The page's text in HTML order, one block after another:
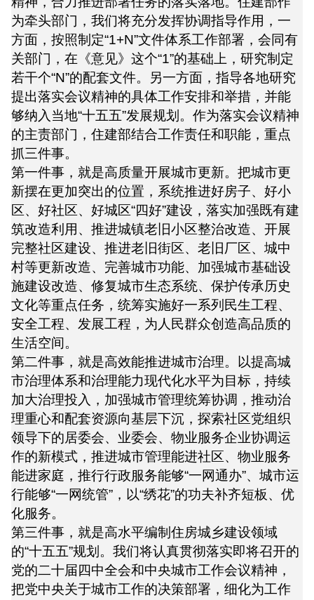
为牵头部门，我们将充分发挥协调指导作用，一
方面，按照制定“1+N”文件体系工作部署，会同有
关部门，在《意见》这个“1”的基础上，研究制定
若干个“N”的配套文件。另一方面，指导各地研究
提出落实会议精神的具体工作安排和举措，并能
够纳入当地“十五五”发展规划。作为落实会议精神
的主责部门，住建部结合工作责任和职能，重点
抓三件事。
第一件事，就是高质量开展城市更新。把城市更
新摆在更加突出的位置，系统推进好房子、好小
区、好社区、好城区“四好”建设，落实加强既有建
筑改造利用、推进城镇老旧小区整治改造、开展
完整社区建设、推进老旧街区、老旧厂区、城中
村等更新改造、完善城市功能、加强城市基础设
施建设改造、修复城市生态系统、保护传承历史
文化等重点任务，统筹实施好一系列民生工程、
安全工程、发展工程，为人民群众创造高品质的
生活空间。
第二件事，就是高效能推进城市治理。以提高城
市治理体系和治理能力现代化水平为目标，持续
加大治理投入，加强城市管理统筹协调，推动治
理重心和配套资源向基层下沉，探索社区党组织
领导下的居委会、业委会、物业服务企业协调运
作的新模式，推进城市管理能进社区、物业服务
能进家庭，推行行政服务能够“一网通办”、城市运
行能够“一网统管”，以“绣花”的功夫补齐短板、优
化服务。
第三件事，就是高水平编制住房城乡建设领域
的“十五五”规划。我们将认真贯彻落实即将召开的
党的二十届四中全会和中央城市工作会议精神，
把党中央关于城市工作的决策部署，细化为工作